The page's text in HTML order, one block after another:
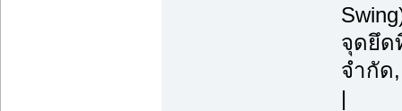
จุดยึด
จำกัด
|